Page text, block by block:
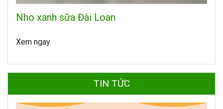
Nho xanh sữa Đài Loan
Xem ngay
TIN TỨC